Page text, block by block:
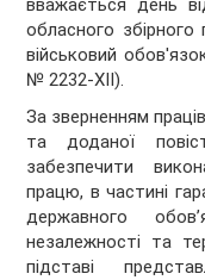
вважається день
обласного
військовий
№ 2232-XII).
За зверненням
та доданої
забезпечити
працю, в частині
державного
незалежності та
підставі